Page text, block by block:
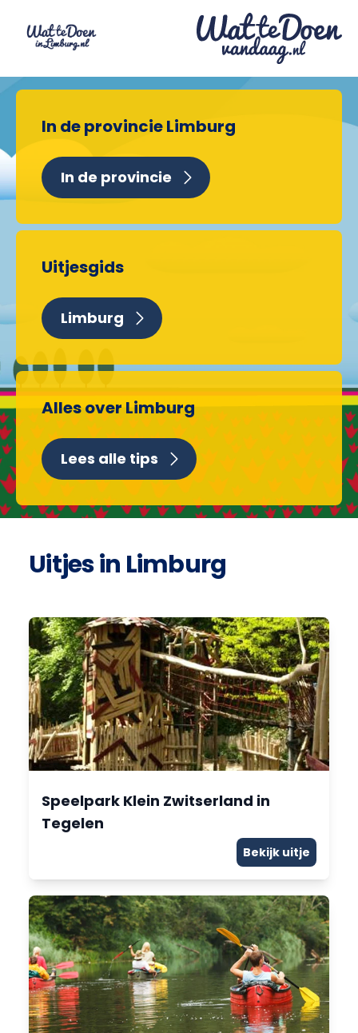
In de provincie Limburg
In de provincie
Uitjesgids
Limburg
Alles over Limburg
Lees alle tips
Uitjes in Limburg
Speelpark Klein Zwitserland in
Tegelen
Bekijk uitje